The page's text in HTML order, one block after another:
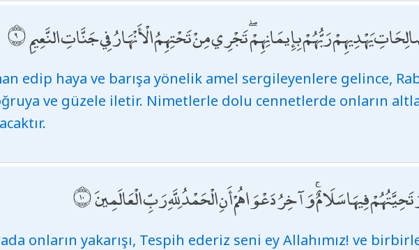
يَهْدِيهِمْ رَبُّهُمْ بِإِيمَانِهِمْ ۖ تَجْرِي مِنْ تَحْتِهِمُ الْأَنْهَارُ فِي جَنَّاتِ النَّعِيمِ
edip haya ve barışa yönelik amel sergileyenlere gelince,
ve güzele iletir. Nimetlerle dolu cennetlerde onların
فِيهَا سَلَامٌ ۚ وَآخِرُ دَعْوَاهُمْ أَنِ الْحَمْدُ لِلَّهِ رَبِّ الْعَالَمِينَ
onların yakarışı, Tespih ederiz seni ey Allahımız! ve